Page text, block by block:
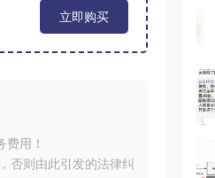
立即购买
用！
否则由此引发的法律纠